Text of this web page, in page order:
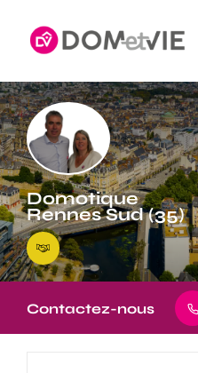
Domotique
Rennes Sud (35)
Contactez-nous